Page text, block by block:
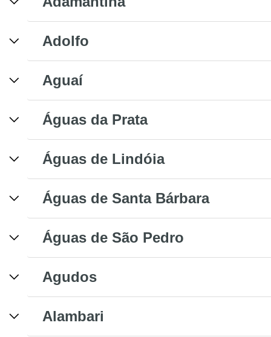
Adolfo
Aguaí
Águas da Prata
Águas de Lindóia
Águas de Santa Bárbara
Águas de São Pedro
Agudos
Alambari